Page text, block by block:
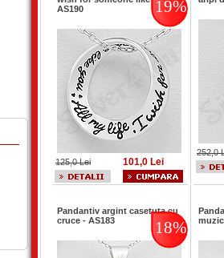
AS190
19%
125,0 Lei 101,0 Lei
252,0
Pandantiv argint casetuta cu
cruce - AS183
18%